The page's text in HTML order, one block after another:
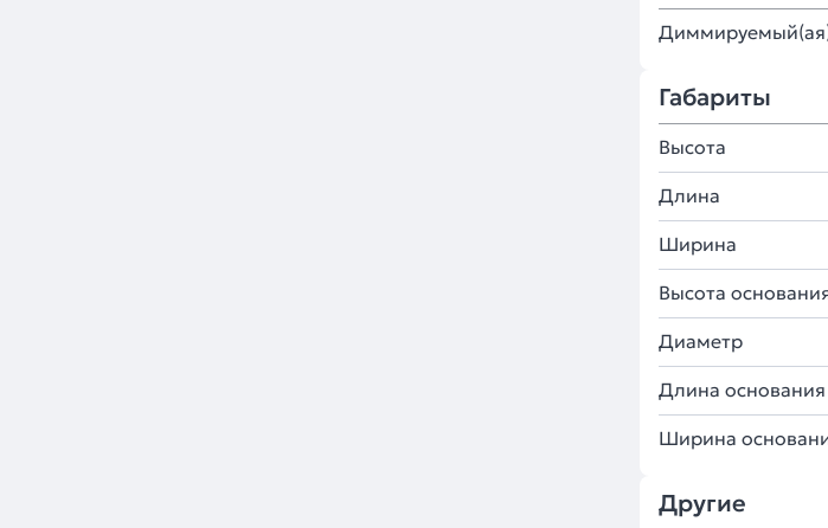
Габариты
Высота
Длина
Ширина
Высота
Диаметр
Длина основания
Ширина
Другие